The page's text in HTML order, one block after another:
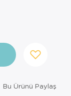
Bu Ürünü Paylaş